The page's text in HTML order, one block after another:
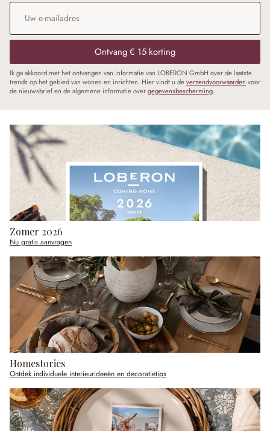
E-mailadres
Ontvang € 15 korting
Ik ga akkoord met het ontvangen van informatie van LOBERON GmbH over de laatste
trends op het gebied van wonen en inrichten. Hier vindt u deverzendvoorwaarden voor
de nieuwsbrief en de algemene informatie overgegevensbescherming.
Zomer 2026
Nu gratis aanvragen
Homestories
Ontdek individuele interieurideeën en decoratietips